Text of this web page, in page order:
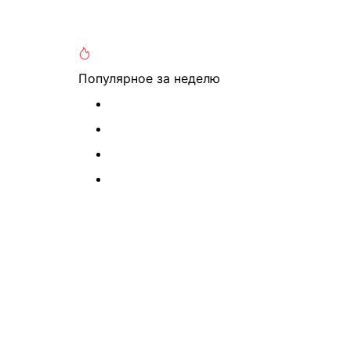
Популярное за неделю